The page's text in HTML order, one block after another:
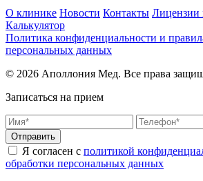
О клинике Новости Контакты Лицензии
Калькулятор
Политика конфиденциальности и
персональных данных
© 2026 Аполлония Мед. Все права
Записаться на прием
Отправить
Я согласен с политикой
обработки персональных данных